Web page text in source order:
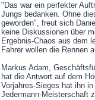
"Das war ein perfekter
Jungs bedanken. Ohne
geworden", freut sich
keine Diskussionen über
Ergebnis-Chaos aus dem
Fahrer wollen die Rennen
Markus Adam,
hat die Antwort auf dem
Vorjahres-Sieges hat ihn
Jedermann-Meisterschaft